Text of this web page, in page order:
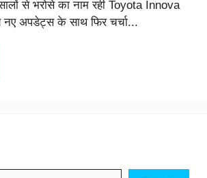
से भरोसे का नाम रही Toyota Innova
अपडेट्स के साथ फिर चर्चा...